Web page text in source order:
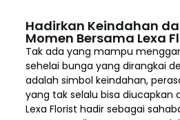
Hadirkan Keindahan
Momen Bersama Lexa
Tak ada yang mampu
sehelai bunga yang dirangkai
adalah simbol keindahan,
yang tak selalu bisa diucapkan
Lexa Florist hadir sebagai